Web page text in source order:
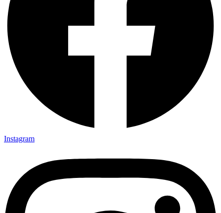
Instagram